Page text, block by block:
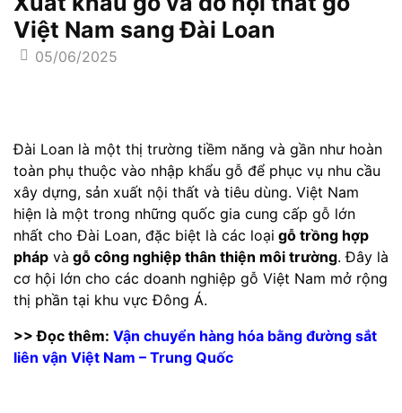
Việt Nam sang Đài Loan
05/06/2025
Đài Loan là một thị trường tiềm năng và gần như hoàn
toàn phụ thuộc vào nhập khẩu gỗ để phục vụ nhu cầu
xây dựng, sản xuất nội thất và tiêu dùng. Việt Nam
hiện là một trong những quốc gia cung cấp gỗ lớn
nhất cho Đài Loan, đặc biệt là các loại gỗ trồng hợp
pháp và gỗ công nghiệp thân thiện môi trường. Đây là
cơ hội lớn cho các doanh nghiệp gỗ Việt Nam mở rộng
thị phần tại khu vực Đông Á.
>> Đọc thêm: Vận chuyển hàng hóa bằng đường sắt
liên vận Việt Nam – Trung Quốc